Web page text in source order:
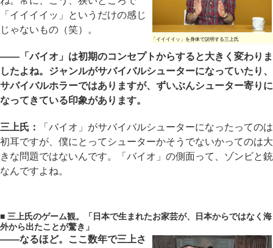
「イイイイッ」を身体で説明する三上氏
「イイイイッ」というだけの感じ
じゃないもの（笑）。
――「バイオ」は初期のコンセプトからすると大きく変わりま
したよね。ジャンルがサバイバルシューターになっていたり、
サバイバルホラーではありますが、ずいぶんシューター寄りに
なってきている印象があります。
三上氏：
「バイオ」がサバイバルシューターになったってのは
初耳ですが、僕にとってシューターかそうでないかってのは大
きな問題ではないんです。「バイオ」の側面って、ゾンビと銃
なんですよね。
■ 三上氏のゲーム観。「日本で生まれたお家芸が、日本からではなく海
外から出たことが驚き」
――なるほど。ここ数年で三上さ